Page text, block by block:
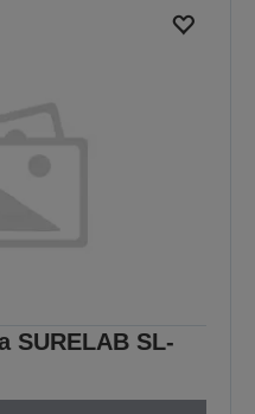
SURELAB SL-